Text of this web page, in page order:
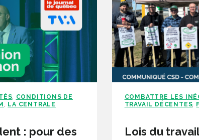
CONDITIONS DE
LA CENTRALE
: pour des
COMBATTRE LES
TRAVAIL DÉCENTES
Lois du